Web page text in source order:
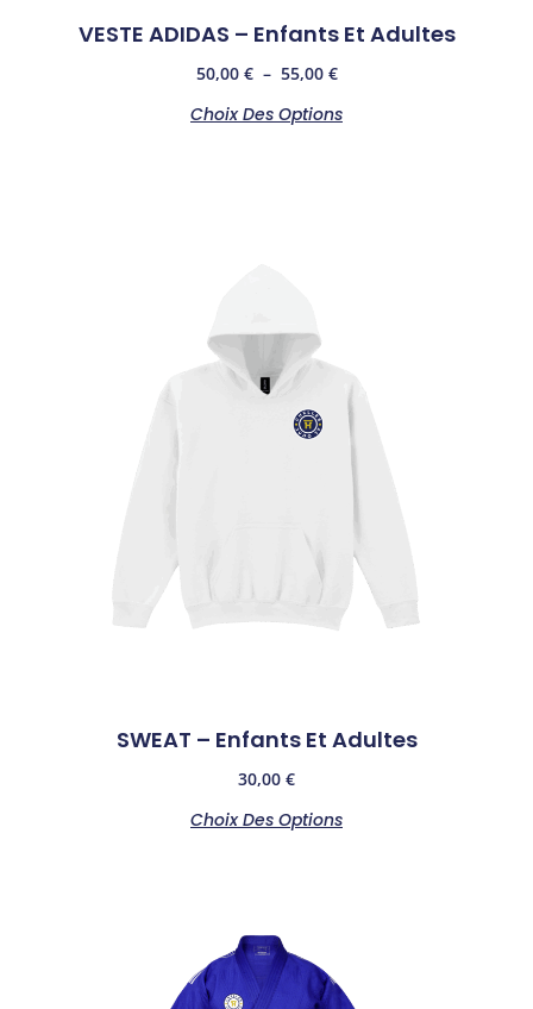
VESTE ADIDAS – Enfants Et Adultes
50,00 € – 55,00 €
Choix Des Options
SWEAT – Enfants Et Adultes
30,00 €
Choix Des Options